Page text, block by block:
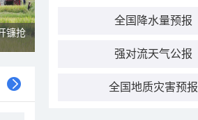
镰抢
全国降水量预报
强对流天气公报
全国地质灾害预报